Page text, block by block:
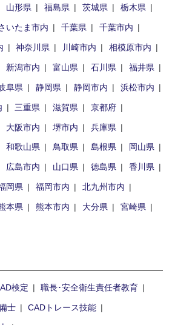
山形県 福島県 茨城県
栃木県
いたま市内 千葉県
千葉市内
神奈川県 川崎市内
相模原市内
新潟市内 富山県 石川県
福井県
阜県 静岡県 静岡市内
浜松市内
三重県 滋賀県
京都府
大阪市内 堺市内
兵庫県
和歌山県 鳥取県 島根県
岡山県
広島市内 山口県 徳島県
香川県
岡県 福岡市内
北九州市内
本県 熊本市内 大分県
宮崎県
検定
職長･安全衛生責任者教育
士
CADトレース技能